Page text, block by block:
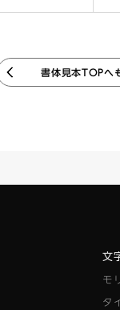
書体見本TOPへ
文
モ
タ